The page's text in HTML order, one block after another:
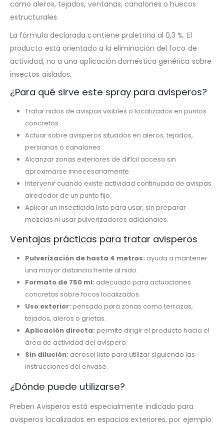
como aleros, tejados, ventanas, canalones o huecos
estructurales.
La fórmula declarada contiene praletrina al 0,3 %. El
producto está orientado a la eliminación del foco de
actividad, no a una aplicación doméstica genérica sobre
insectos aislados.
¿Para qué sirve este spray para avisperos?
Tratar nidos de avispas visibles o localizados en puntos
concretos.
Actuar sobre avisperos situados en aleros, tejados,
persianas o canalones.
Alcanzar zonas exteriores de difícil acceso sin
aproximarse innecesariamente.
Intervenir cuando existe actividad continuada de avispas
alrededor de un punto fijo.
Aplicar un insecticida listo para usar, sin preparar
mezclas ni usar pulverizadores adicionales.
Ventajas prácticas para tratar avisperos
Pulverización de hasta 4 metros: ayuda a mantener
una mayor distancia frente al nido.
Formato de 750 ml: adecuado para actuaciones
concretas sobre focos localizados.
Uso exterior: pensado para zonas como terrazas,
tejados, aleros o grietas.
Aplicación directa: permite dirigir el producto hacia el
área de actividad del avispero.
Sin dilución: aerosol listo para utilizar siguiendo las
instrucciones del envase.
¿Dónde puede utilizarse?
Preben Avisperos está especialmente indicado para
avisperos localizados en espacios exteriores, por ejemplo: